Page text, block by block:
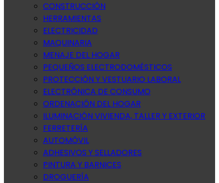
CONSTRUCCIÓN
HERRAMIENTAS
ELECTRICIDAD
MAQUINARIA
MENAJE DEL HOGAR
PEQUEÑOS ELECTRODOMÉSTICOS
PROTECCIÓN Y VESTUARIO LABORAL
ELECTRÓNICA DE CONSUMO
ORDENACIÓN DEL HOGAR
ILUMINACIÓN VIVIENDA, TALLER Y EXTERIOR
FERRETERÍA
AUTOMÓVIL
ADHESIVOS Y SELLADORES
PINTURA Y BARNICES
DROGUERÍA